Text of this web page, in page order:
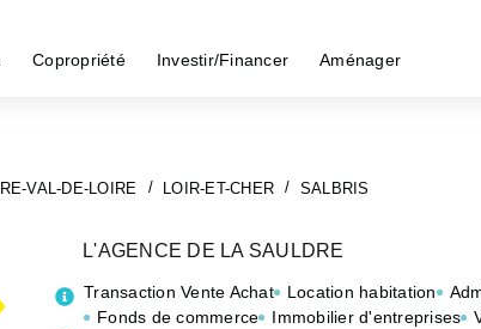
Copropriété Investir/Financer Aménager
VAL-DE-LOIRE LOIR-ET-CHER SALBRIS
L'AGENCE DE LA SAULDRE
Transaction Vente Achat Location habitation
Fonds de commerce
Immobilier d'entreprises